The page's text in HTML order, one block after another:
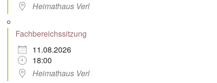
Heimathaus Verl
Fachbereichssitzung
11.08.2026
18:00
Heimathaus Verl